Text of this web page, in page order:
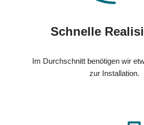
Schnelle
Im Durchschnitt benötigen wir
zur Installation.